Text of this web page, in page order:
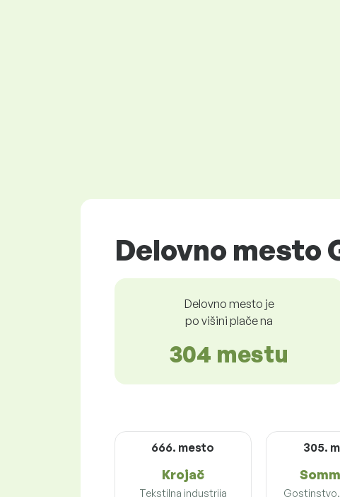
Delovno mesto
Delovno mesto je
po višini plače na
304 mestu
666. mesto
Krojač
Tekstilna industrija
305.